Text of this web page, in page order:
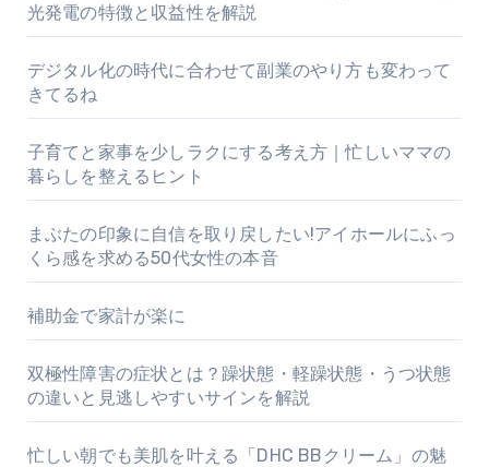
光発電の特徴と収益性を解説
デジタル化の時代に合わせて副業のやり方も変わって
きてるね
子育てと家事を少しラクにする考え方｜忙しいママの
暮らしを整えるヒント
まぶたの印象に自信を取り戻したい!アイホールにふっ
くら感を求める50代女性の本音
補助金で家計が楽に
双極性障害の症状とは？躁状態・軽躁状態・うつ状態
の違いと見逃しやすいサインを解説
忙しい朝でも美肌を叶える「DHC BBクリーム」の魅